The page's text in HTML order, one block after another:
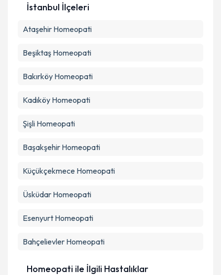
Metni'ni okudum ve kişisel verilerimin belirtilen
kapsamda işlenmesini kabul ediyorum.
İstanbul İlçeleri
Ataşehir Homeopati
Beşiktaş Homeopati
Bakırköy Homeopati
Kadıköy Homeopati
Şişli Homeopati
Başakşehir Homeopati
Küçükçekmece Homeopati
Üsküdar Homeopati
Esenyurt Homeopati
Bahçelievler Homeopati
Homeopati ile İlgili Hastalıklar